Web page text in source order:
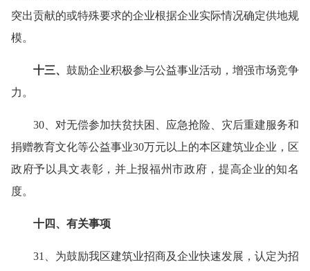
突出贡献的或特殊要求的企业根据企业实际情况确定供地规
模。
十三、 鼓励企业积极参与公益事业活动，增强市场竞争
力。
30、对无偿参加扶贫扶困、应急抢险、灾后重建服务和
捐赠教育文化等公益事业30万元以上的本区建筑业企业，区
政府予以具文表彰，并上报福州市政府，提高企业的知名
度。
十四、有关事项
31、为鼓励我区建筑业招商及企业快速发展，认定为招